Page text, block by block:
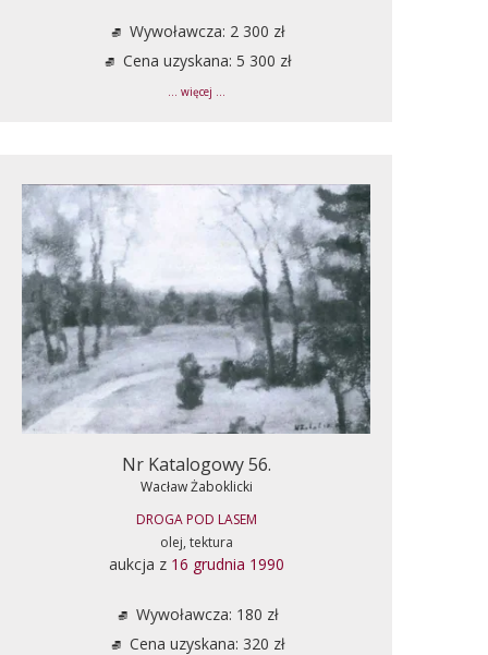
Wywoławcza: 2 300 zł
Cena uzyskana: 5 300 zł
... więcej ...
Nr Katalogowy 56.
Wacław Żaboklicki
DROGA POD LASEM
olej, tektura
aukcja z 16 grudnia 1990
Wywoławcza: 180 zł
Cena uzyskana: 320 zł